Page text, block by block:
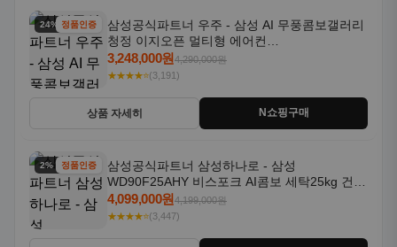
24% 할인정품인증
삼성공식파트너 우주 - 삼성 AI 무풍콤보갤러리
청정 이지오픈 멀티형 에어컨
AF80F17D22WRS 기본설치포함
3,248,000원4,290,000원
★★★★⭐(3,191)
상품 자세히 N쇼핑구매
2% 할인정품인증
삼성공식파트너 삼성하나로 - 삼성
WD90F25AHY 비스포크 AI콤보 세탁25kg 건조
18kg 자동문열림 1등급
4,099,000원4,199,000원
★★★★⭐(3,447)